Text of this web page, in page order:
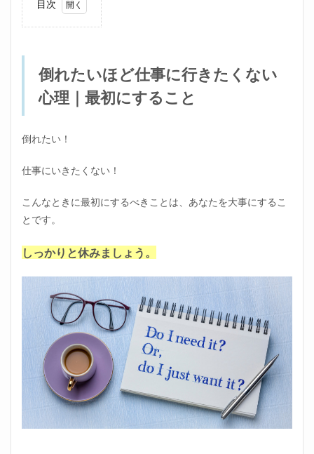
目次
仕事
きた
理｜
るこ
1.1
倒れ
ほど
辛い
仕事
み方
①自
分を
労わ
る
1.2
倒れ
たい
倒れたいほど仕事に行きたくない
心理｜最初にすること
倒れたい！
仕事にいきたくない！
こんなときに最初にするべきことは、あなたを大事にするこ
とです。
しっかりと休みましょう。